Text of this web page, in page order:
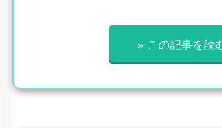
» この記事を読